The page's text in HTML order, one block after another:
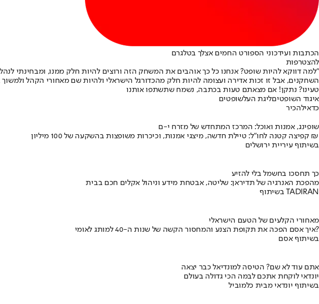
הכתבות ועידכוני הספורט החמים אצלך בטלגרם
להצטרפות
"למה דווקא להיות שופט? אנחנו כל כך אוהבים את המשחק הזה ורוצים להיות חלק ממנו, ומבחינתי
השחקנים, אבל זו זכות אדירה ועצומה להיות חלק מהכדורגל הישראלי ולהיות שם מאחורי הקהל
טעינו? נתקן! אם מצאתם טעות בכתבה, נשמח שתשתפו אותנו
איגוד השופטיםליגת העלשופטים
כדאילהכיר
שופינג, אמנות ואוכל: המרכז המתחדש של מזרח י-ם
קפיצה קטנה לחו"ל: טיילת חדשה, מיצגי אמנות, וכיכרות משופצות בהשקעה של 100 מיליון ₪
בשיתוף עיריית ירושלים
כך תחסכו בחשמל בלי להזיע
מהפכת האנרגיה של תדיראן: שליטה, אבטחת מידע וניהול אקלים חכם בבית
בשיתוף TADIRAN
מאחורי הקלעים של הטעם הישראלי
איך אסם הפכה את תקופת הצנע והמחסור הקשה של שנות ה-40 למותג לאומי?
בשיתוף אסם
אתם עוד לא שם? הטיסה למונדיאל כבר יצאה
יונדאי לוקחת אתכם לבמה הכי גדולה בעולם
בשיתוף יונדאי מבית כלמוביל